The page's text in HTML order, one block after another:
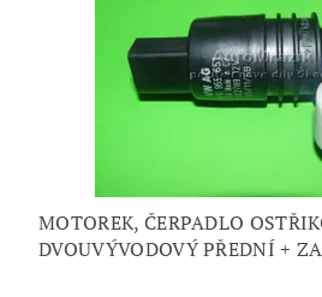
MOTOREK, ČERPADLO
DVOUVÝVODOVÝ PŘEDNÍ +